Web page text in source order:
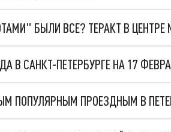
БЫЛИ ВСЕ? ТЕРАКТ В
В САНКТ-ПЕТЕРБУРГЕ НА 17
ПОПУЛЯРНЫМ ПРОЕЗДНЫМ В